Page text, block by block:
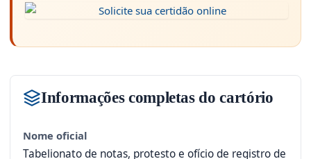
Informações completas do cartório
Nome oficial
Tabelionato de notas, protesto e ofício de registro de